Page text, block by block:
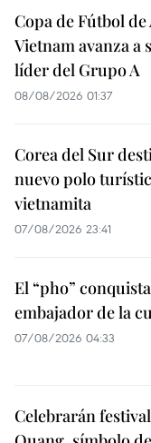
Copa de Fútbol de
Vietnam avanza a
líder del Grupo A
08/08/2026 01:37
Corea del Sur
nuevo polo
vietnamita
07/08/2026 23:41
El “pho”
embajador de la
07/08/2026 04:33
Celebrarán